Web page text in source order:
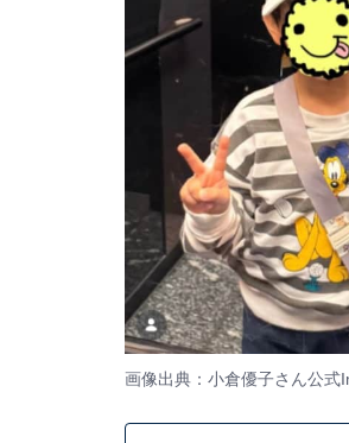
画像出典：小倉優子さん公式